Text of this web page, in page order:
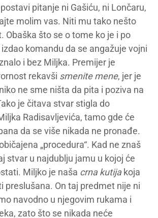
pitanje ni Gašiću, ni Lončaru,
molim vas. Niti mu tako nešto
Obaška što se o tome ko je i po
komandu da se angažuje vojni
i bez Miljka. Premijer je
rekavši smenite mene, jer je
ne sme ništa da pita i poziva na
je čitava stvar stigla do
Radisavljevića, tamo gde će
da se više nikada ne pronađe.
„procedura“. Kad ne znaš
stvar u najdublju jamu u kojoj će
Miljko je naša crna kutijakoja
preslušana. On taj predmet nije ni
navodno u njegovim rukama i
zato što se nikada neće